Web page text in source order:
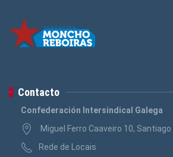
Contacto
Confederación Intersindical Galega
Miguel Ferro Caaveiro 10,
Rede de Locais